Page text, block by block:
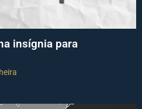
insígnia para